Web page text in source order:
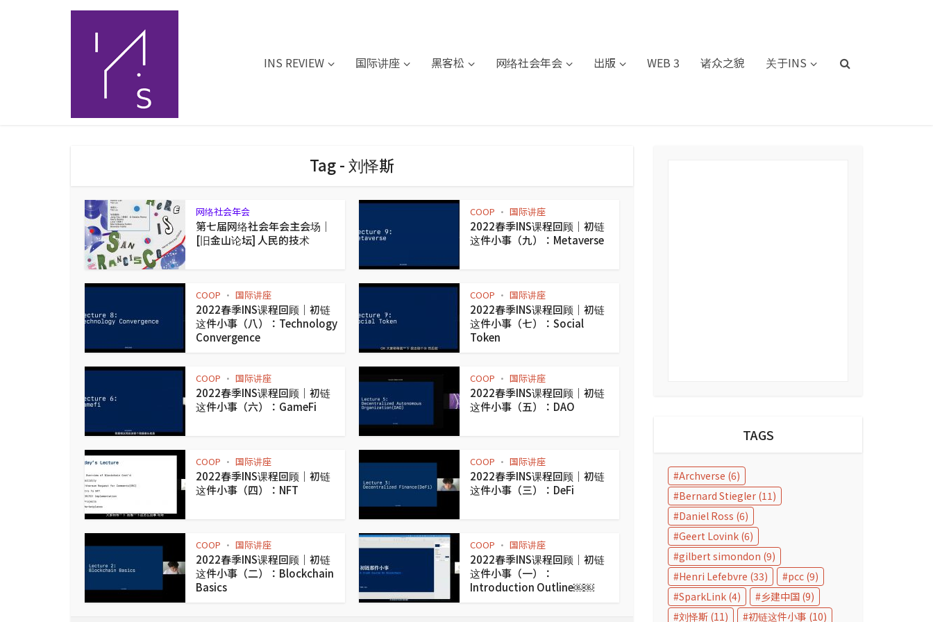
INS REVIEW 国际讲座 黑客松 网络社会年会 出版 WEB 3 诸众之貌 关于INS
Tag - 刘怿斯
网络社会年会
第七届网络社会年会主会场｜
[旧金山论坛] 人民的技术
COOP • 国际讲座
2022春季INS课程回顾｜初链
这件小事（九）：Metaverse
COOP • 国际讲座
2022春季INS课程回顾｜初链
这件小事（八）：Technology
Convergence
COOP • 国际讲座
2022春季INS课程回顾｜初链
这件小事（七）：Social
Token
COOP • 国际讲座
2022春季INS课程回顾｜初链
这件小事（六）：GameFi
COOP • 国际讲座
2022春季INS课程回顾｜初链
这件小事（五）：DAO
COOP • 国际讲座
2022春季INS课程回顾｜初链
这件小事（四）：NFT
COOP • 国际讲座
2022春季INS课程回顾｜初链
这件小事（三）：DeFi
COOP • 国际讲座
2022春季INS课程回顾｜初链
这件小事（二）：Blockchain
Basics
COOP • 国际讲座
2022春季INS课程回顾｜初链
这件小事（一）：
Introduction Outline￼￼
TAGS
Archverse (6)
Bernard Stiegler (11)
Daniel Ross (6)
Geert Lovink (6)
gilbert simondon (9)
Henri Lefebvre (33) pcc (9)
SparkLink (4) 乡建中国 (9)
刘怿斯 (11) 初链这件小事 (10)